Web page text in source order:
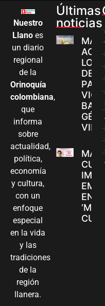
Nuestro
Llano es
un diario
regional
de la
Orinoquía
colombiana,
que
informa
sobre
actualidad,
política,
economía
y cultura,
con un
enfoque
especial
en la vida
y las
tradiciones
de la
región
llanera.
Últimas
noticias
MÁS
LOS
DE
EN